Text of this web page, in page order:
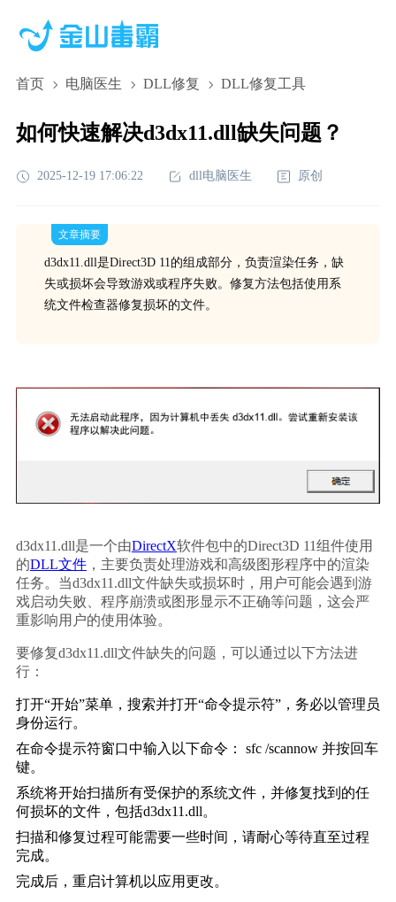
首页 电脑医生 DLL修复 DLL修复工具
如何快速解决d3dx11.dll缺失问题？
2025-12-19 17:06:22 dll电脑医生 原创
文章摘要
d3dx11.dll是Direct3D 11的组成部分，负责渲染任务，缺
失或损坏会导致游戏或程序失败。修复方法包括使用系
统文件检查器修复损坏的文件。
d3dx11.dll是一个由DirectX软件包中的Direct3D 11组件使用
的DLL文件，主要负责处理游戏和高级图形程序中的渲染
任务。当d3dx11.dll文件缺失或损坏时，用户可能会遇到游
戏启动失败、程序崩溃或图形显示不正确等问题，这会严
重影响用户的使用体验。
要修复d3dx11.dll文件缺失的问题，可以通过以下方法进
行：
打开“开始”菜单，搜索并打开“命令提示符”，务必以管理员
身份运行。
在命令提示符窗口中输入以下命令： sfc /scannow 并按回车
键。
系统将开始扫描所有受保护的系统文件，并修复找到的任
何损坏的文件，包括d3dx11.dll。
扫描和修复过程可能需要一些时间，请耐心等待直至过程
完成。
完成后，重启计算机以应用更改。